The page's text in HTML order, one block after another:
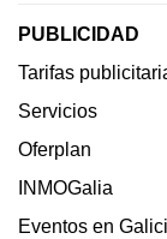
PUBLICIDAD
Tarifas
Servicios
Oferplan
INMOGalia
Eventos en